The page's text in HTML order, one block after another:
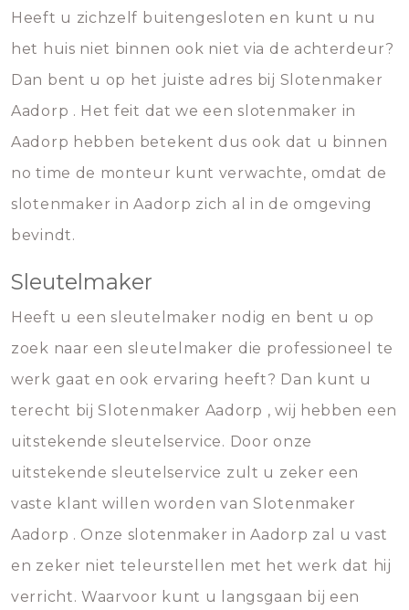
Heeft u zichzelf buitengesloten en kunt u nu
het huis niet binnen ook niet via de achterdeur?
Dan bent u op het juiste adres bij Slotenmaker
Aadorp . Het feit dat we een slotenmaker in
Aadorp hebben betekent dus ook dat u binnen
no time de monteur kunt verwachte, omdat de
slotenmaker in Aadorp zich al in de omgeving
bevindt.
Sleutelmaker
Heeft u een sleutelmaker nodig en bent u op
zoek naar een sleutelmaker die professioneel te
werk gaat en ook ervaring heeft? Dan kunt u
terecht bij Slotenmaker Aadorp , wij hebben een
uitstekende sleutelservice. Door onze
uitstekende sleutelservice zult u zeker een
vaste klant willen worden van Slotenmaker
Aadorp . Onze slotenmaker in Aadorp zal u vast
en zeker niet teleurstellen met het werk dat hij
verricht. Waarvoor kunt u langsgaan bij een